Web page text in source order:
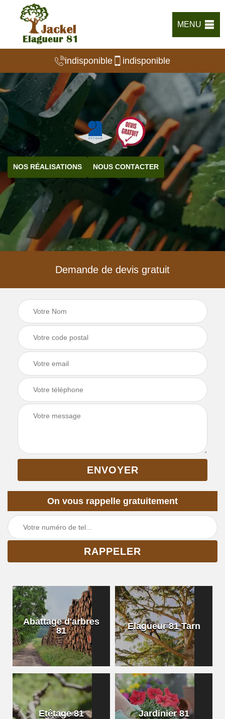
MENU
indisponible indisponible
NOS RÉALISATIONS NOUS CONTACTER
Demande de devis gratuit
On vous rappelle gratuitement
Abattage d'arbres
81
Elagueur 81 Tarn
Etêtage 81 Jardinier 81